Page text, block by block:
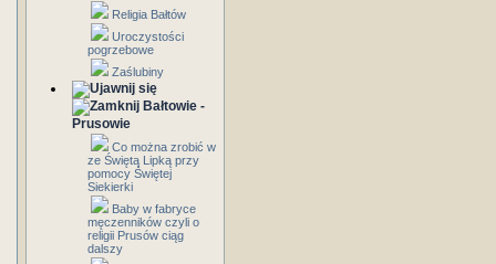
Religia Bałtów
Uroczystości
pogrzebowe
Zaślubiny
Bałtowie -
Prusowie
Co można zrobić w
ze Świętą Lipką przy
pomocy Świętej
Siekierki
Baby w fabryce
męczenników czyli o
religii Prusów ciąg
dalszy